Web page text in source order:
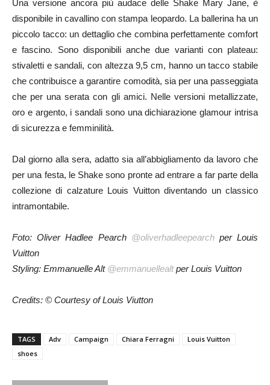
Una versione ancora più audace delle Shake Mary Jane, è
disponibile in cavallino con stampa leopardo. La ballerina ha un
piccolo tacco: un dettaglio che combina perfettamente comfort
e fascino. Sono disponibili anche due varianti con plateau:
stivaletti e sandali, con altezza 9,5 cm, hanno un tacco stabile
che contribuisce a garantire comodità, sia per una passeggiata
che per una serata con gli amici. Nelle versioni metallizzate,
oro e argento, i sandali sono una dichiarazione glamour intrisa
di sicurezza e femminilità.
Dal giorno alla sera, adatto sia all’abbigliamento da lavoro che
per una festa, le Shake sono pronte ad entrare a far parte della
collezione di calzature Louis Vuitton diventando un classico
intramontabile.
Foto: Oliver Hadlee Pearch @oliverhadleepearchper Louis
Vuitton
Styling: Emmanuelle Alt @emmanuellealtper Louis Vuitton
Credits: © Courtesy of Louis Viutton
TAGS Adv Campaign Chiara Ferragni
Louis Vuitton
shoes